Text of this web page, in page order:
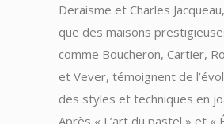
Deraisme et Charles
que des maisons
comme Boucheron, Cartier,
et Vever, témoignent de
des styles et techniques en
Après « L’art du pastel » et «